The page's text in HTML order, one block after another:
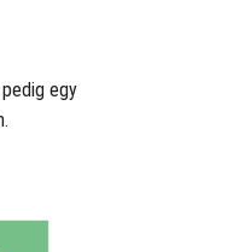
egy